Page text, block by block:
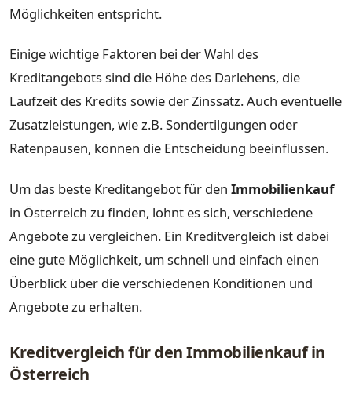
Möglichkeiten entspricht.
Einige wichtige Faktoren bei der Wahl des
Kreditangebots sind die Höhe des Darlehens, die
Laufzeit des Kredits sowie der Zinssatz. Auch eventuelle
Zusatzleistungen, wie z.B. Sondertilgungen oder
Ratenpausen, können die Entscheidung beeinflussen.
Um das beste Kreditangebot für den Immobilienkauf
in Österreich zu finden, lohnt es sich, verschiedene
Angebote zu vergleichen. Ein Kreditvergleich ist dabei
eine gute Möglichkeit, um schnell und einfach einen
Überblick über die verschiedenen Konditionen und
Angebote zu erhalten.
Kreditvergleich für den Immobilienkauf in
Österreich